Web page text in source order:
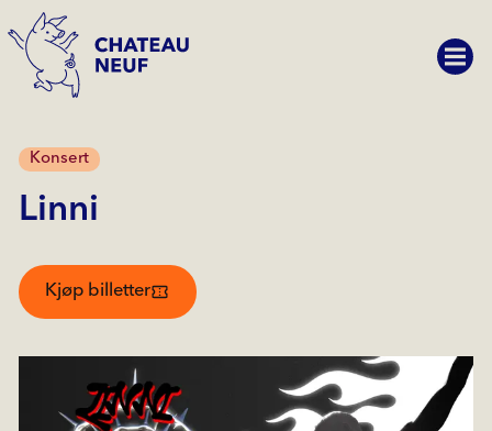
Konsert
Linni
Kjøp billetter